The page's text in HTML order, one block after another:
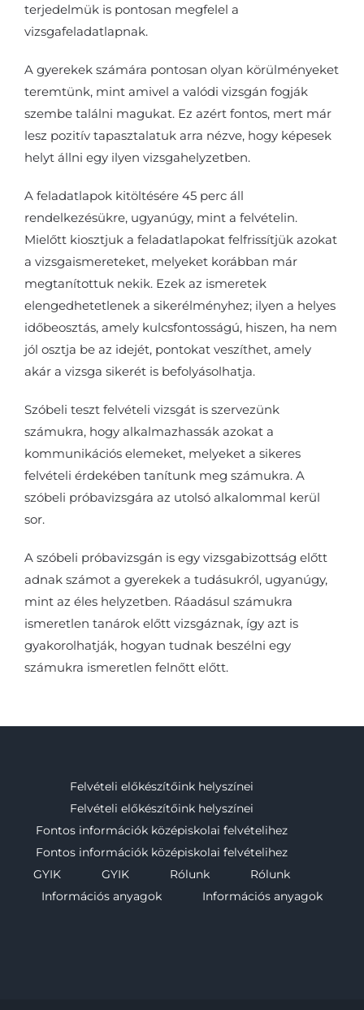
terjedelmük is pontosan megfelel a
vizsgafeladatlapnak.
A gyerekek számára pontosan olyan körülményeket
teremtünk, mint amivel a valódi vizsgán fogják
szembe találni magukat. Ez azért fontos, mert már
lesz pozitív tapasztalatuk arra nézve, hogy képesek
helyt állni egy ilyen vizsgahelyzetben.
A feladatlapok kitöltésére 45 perc áll
rendelkezésükre, ugyanúgy, mint a felvételin.
Mielőtt kiosztjuk a feladatlapokat felfrissítjük azokat
a vizsgaismereteket, melyeket korábban már
megtanítottuk nekik. Ezek az ismeretek
elengedhetetlenek a sikerélményhez; ilyen a helyes
időbeosztás, amely kulcsfontosságú, hiszen, ha nem
jól osztja be az idejét, pontokat veszíthet, amely
akár a vizsga sikerét is befolyásolhatja.
Szóbeli teszt felvételi vizsgát is szervezünk
számukra, hogy alkalmazhassák azokat a
kommunikációs elemeket, melyeket a sikeres
felvételi érdekében tanítunk meg számukra. A
szóbeli próbavizsgára az utolsó alkalommal kerül
sor.
A szóbeli próbavizsgán is egy vizsgabizottság előtt
adnak számot a gyerekek a tudásukról, ugyanúgy,
mint az éles helyzetben. Ráadásul számukra
ismeretlen tanárok előtt vizsgáznak, így azt is
gyakorolhatják, hogyan tudnak beszélni egy
számukra ismeretlen felnőtt előtt.
Felvételi előkészítőink helyszínei
Felvételi előkészítőink helyszínei
Fontos információk középiskolai felvételihez
Fontos információk középiskolai felvételihez
GYIK
GYIK Rólunk
Rólunk
Információs anyagok
Információs anyagok